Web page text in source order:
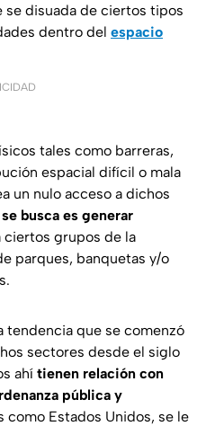
se disuada de ciertos tipos
dentro del espacio
tales como barreras,
espacial difícil o mala
un nulo acceso a dichos
busca es generar
ciertos grupos de la
parques, banquetas y/o
tendencia que se comenzó
sectores desde el siglo
ahí tienen relación con
pública y
como Estados Unidos, se le